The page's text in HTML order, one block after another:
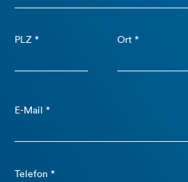
PLZ * Ort *
E-Mail *
Telefon *